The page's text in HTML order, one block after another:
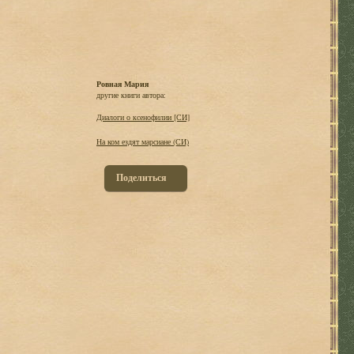
Ровная Мария
другие книги автора:
Диалоги о ксенофилии [СИ]
На ком ездят марсиане (СИ)
Поделиться